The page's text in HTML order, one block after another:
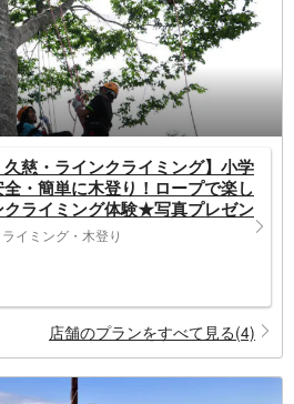
久慈・ラインクライミング】小学
・簡単に木登り！ロープで楽し
クライミング体験★写真プレゼン
イミング・木登り
店舗のプランをすべて見る(4)